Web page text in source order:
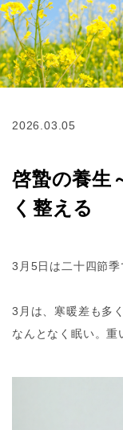
2026.03.05
啓蟄の養生
く整える
3月5日は二十四節季
3月は、寒暖差も多く
なんとなく眠い。重